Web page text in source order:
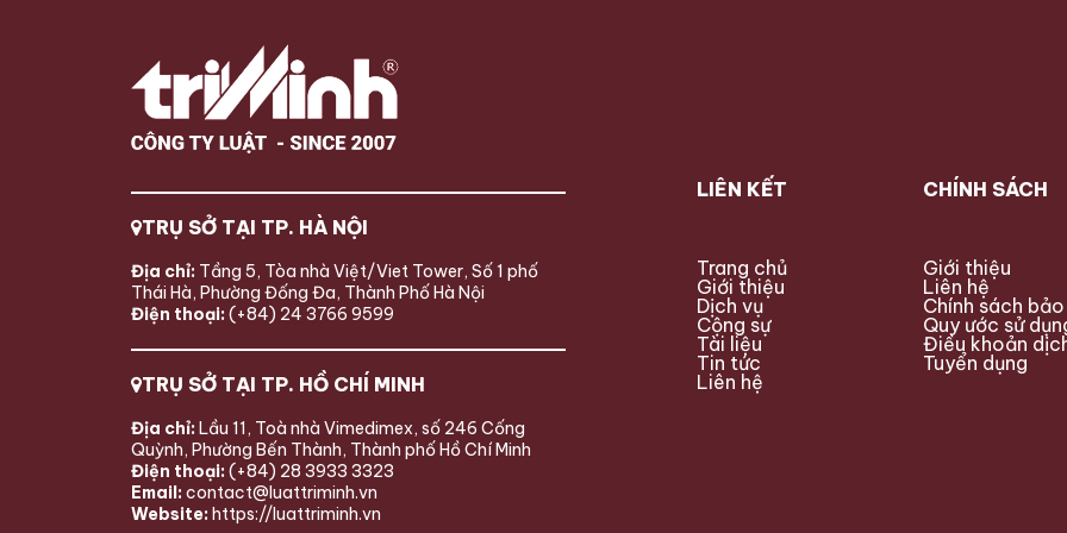
báo lưu trú và việc không thực
hiện có […]
TRỤ SỞ TẠI TP. HÀ NỘI
Địa chỉ: Tầng 5, Tòa nhà Việt/Viet Tower, Số 1 phố
Thái Hà, Phường Đống Đa, Thành Phố Hà Nội
Điện thoại: (+84) 24 3766 9599
TRỤ SỞ TẠI TP. HỒ CHÍ MINH
Địa chỉ: Lầu 11, Toà nhà Vimedimex, số 246 Cống
Quỳnh, Phường Bến Thành, Thành phố Hồ Chí Minh
Điện thoại: (+84) 28 3933 3323
Email: contact@luattriminh.vn
Website: https://luattriminh.vn
LIÊN KẾT
Trang chủ
Giới thiệu
Dịch vụ
Cộng sự
Tài liệu
Tin tức
Liên hệ
CHÍNH SÁCH
Giới thiệu
Liên hệ
Chính sách
Quy ước sử
Điều khoản
Tuyển dụng